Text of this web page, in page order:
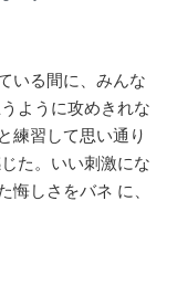
いる間に、みんな
ように攻めきれな
練習して思い通り
た。いい刺激にな
悔しさをバネ に、